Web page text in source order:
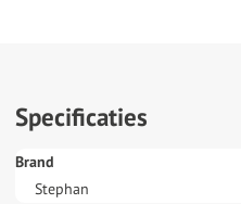
Specificaties
Brand
Stephan